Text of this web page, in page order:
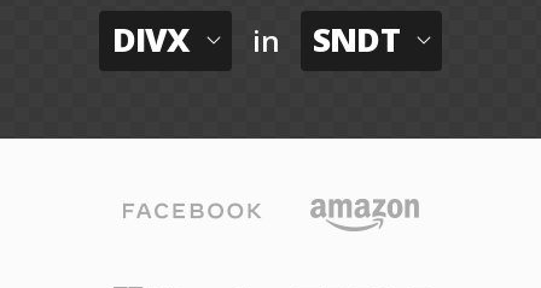
DIVX in SNDT